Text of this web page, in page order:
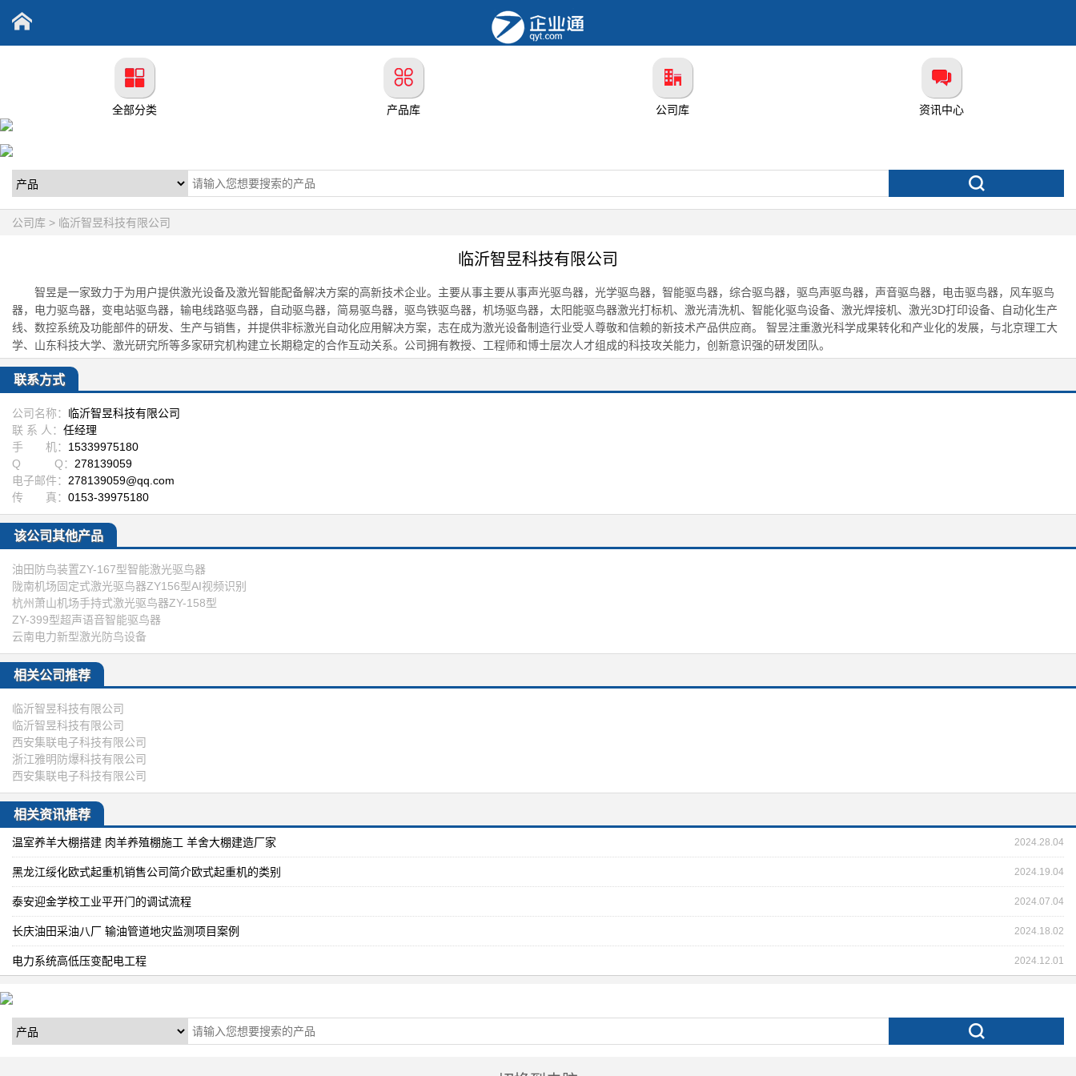
全部分类 产品库 公司库 资讯中心
公司库 > 临沂智昱科技有限公司
临沂智昱科技有限公司
智昱是一家致力于为用户提供激光设备及激光智能配备解决方案的高新技术企业。主要从事主要从事声光驱鸟器，光学驱鸟器，智能驱鸟器，综合驱鸟器，驱鸟声驱鸟器，声音驱鸟器，电击驱鸟器，风车驱鸟
器，电力驱鸟器，变电站驱鸟器，输电线路驱鸟器，自动驱鸟器，简易驱鸟器，驱鸟铁驱鸟器，机场驱鸟器，太阳能驱鸟器激光打标机、激光清洗机、智能化驱鸟设备、激光焊接机、激光3D打印设备、自动化生产
线、数控系统及功能部件的研发、生产与销售，并提供非标激光自动化应用解决方案，志在成为激光设备制造行业受人尊敬和信赖的新技术产品供应商。 智昱注重激光科学成果转化和产业化的发展，与北京理工大
学、山东科技大学、激光研究所等多家研究机构建立长期稳定的合作互动关系。公司拥有教授、工程师和博士层次人才组成的科技攻关能力，创新意识强的研发团队。
联系方式
公司名称： 临沂智昱科技有限公司
联 系 人： 任经理
手 机： 15339975180
Q Q： 278139059
电子邮件： 278139059@qq.com
传 真： 0153-39975180
该公司其他产品
油田防鸟装置ZY-167型智能激光驱鸟器
陇南机场固定式激光驱鸟器ZY156型AI视频识别
杭州萧山机场手持式激光驱鸟器ZY-158型
ZY-399型超声语音智能驱鸟器
云南电力新型激光防鸟设备
相关公司推荐
临沂智昱科技有限公司
临沂智昱科技有限公司
西安集联电子科技有限公司
浙江雅明防爆科技有限公司
西安集联电子科技有限公司
相关资讯推荐
温室养羊大棚搭建 肉羊养殖棚施工 羊舍大棚建造厂家 2024.28.04
黑龙江绥化欧式起重机销售公司简介欧式起重机的类别 2024.19.04
泰安迎金学校工业平开门的调试流程 2024.07.04
长庆油田采油八厂 输油管道地灾监测项目案例 2024.18.02
电力系统高低压变配电工程 2024.12.01